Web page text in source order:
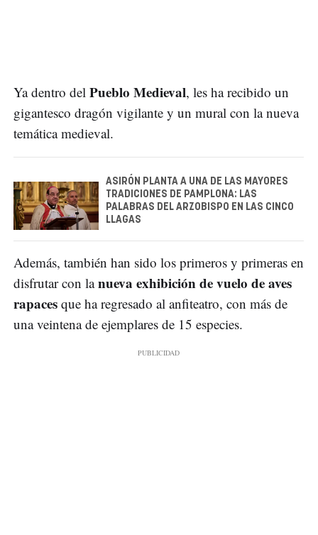
Ya dentro del Pueblo Medieval, les ha recibido un
gigantesco dragón vigilante y un mural con la nueva
temática medieval.
ASIRÓN PLANTA A UNA DE LAS MAYORES
TRADICIONES DE PAMPLONA: LAS
PALABRAS DEL ARZOBISPO EN LAS CINCO
LLAGAS
Además, también han sido los primeros y primeras en
disfrutar con lanueva exhibición de vuelo de aves
rapaces que ha regresado al anfiteatro, con más de
una veintena de ejemplares de 15 especies.